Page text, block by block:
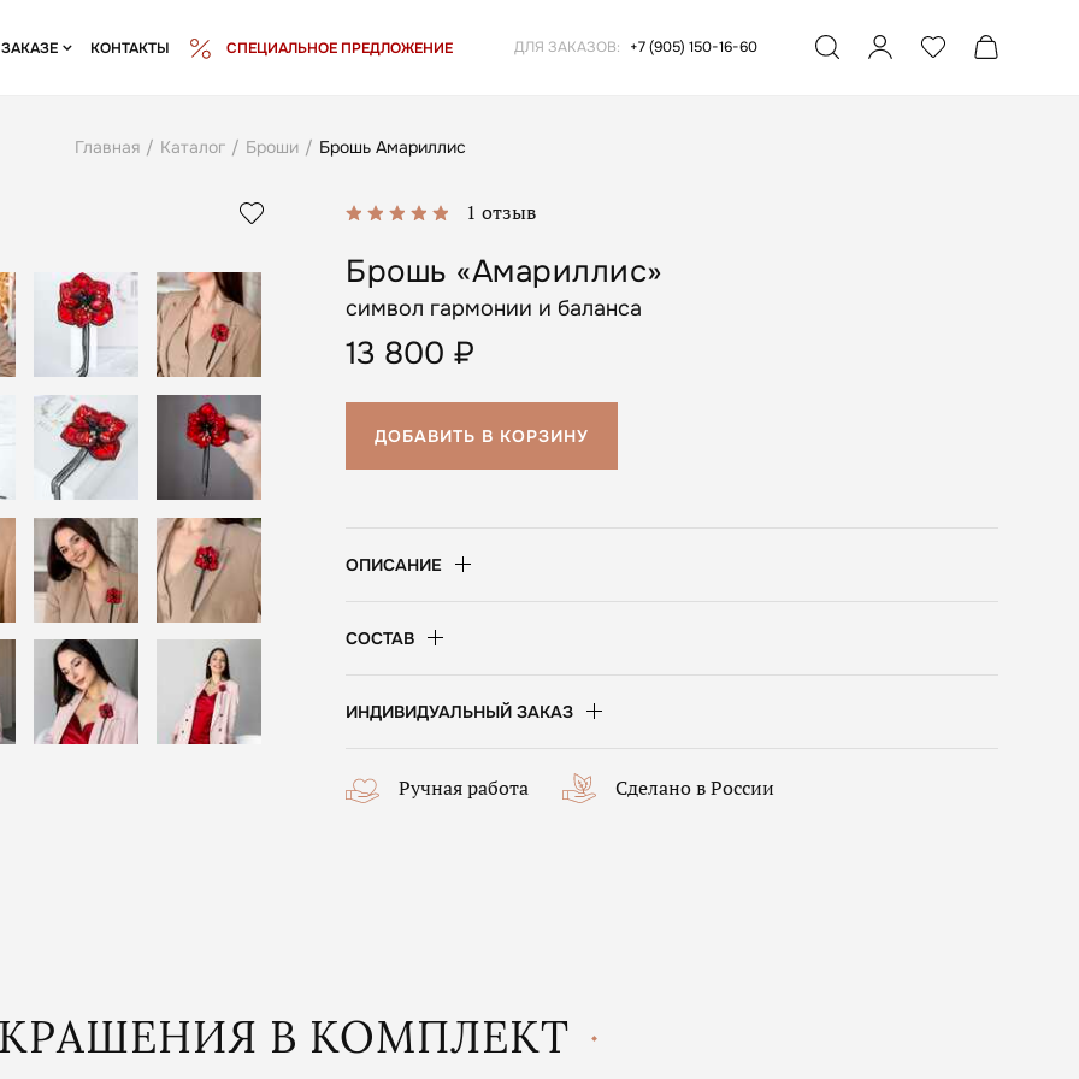
КОНТАКТЫ СПЕЦИАЛЬНОЕ ПРЕДЛОЖЕНИЕ ДЛЯ ЗАКАЗОВ: +7 (905) 150-16-60
Главная / Каталог / Броши / Брошь Амариллис
1 отзыв
Брошь «Амариллис»
символ гармонии и баланса
13 800 ₽
ДОБАВИТЬ В КОРЗИНУ
ОПИСАНИЕ
СОСТАВ
ИНДИВИДУАЛЬНЫЙ ЗАКАЗ
Ручная работа Сделано в России
В КОМПЛЕКТ